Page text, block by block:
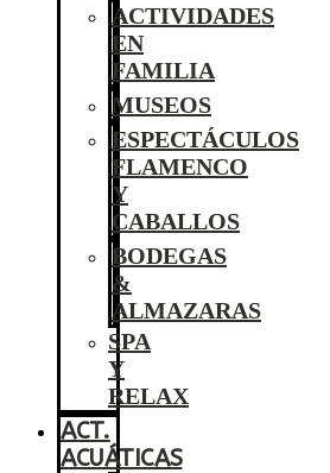
ACTIVIDADES
EN
FAMILIA
MUSEOS
ESPECTÁCULOS
FLAMENCO
Y
CABALLOS
BODEGAS
&
ALMAZARAS
SPA
Y
RELAX
ACT.
ACUÁTICAS